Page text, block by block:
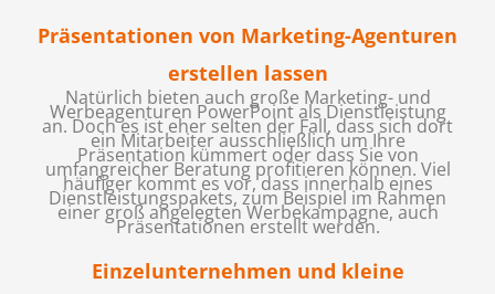
Präsentationen von Marketing-Agenturen
erstellen lassen
Natürlich bieten auch große Marketing- und
Werbeagenturen PowerPoint als Dienstleistung
an. Doch es ist eher selten der Fall, dass sich dort
ein Mitarbeiter ausschließlich um Ihre
Präsentation kümmert oder dass Sie von
umfangreicher Beratung profitieren können. Viel
häufiger kommt es vor, dass innerhalb eines
Dienstleistungspakets, zum Beispiel im Rahmen
einer groß angelegten Werbekampagne, auch
Präsentationen erstellt werden.
Einzelunternehmen und kleine